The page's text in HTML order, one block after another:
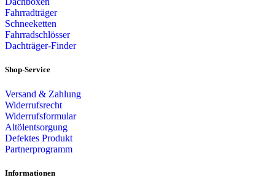
Fahrradträger
Schneeketten
Fahrradschlösser
Dachträger-Finder
Shop-Service
Versand & Zahlung
Widerrufsrecht
Widerrufsformular
Altölentsorgung
Defektes Produkt
Partnerprogramm
Informationen